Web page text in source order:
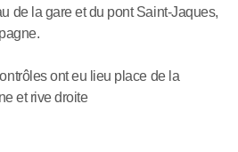
de la gare et du pont Saint-Jaques,
ont eu lieu place de la
et rive droite